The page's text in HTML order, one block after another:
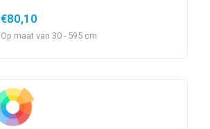
€80,10
Op maat van 30 - 595 cm